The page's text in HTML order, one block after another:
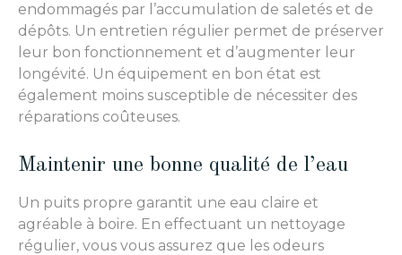
endommagés par l’accumulation de saletés et de
dépôts. Un entretien régulier permet de préserver
leur bon fonctionnement et d’augmenter leur
longévité. Un équipement en bon état est
également moins susceptible de nécessiter des
réparations coûteuses.
Maintenir une bonne qualité de l’eau
Un puits propre garantit une eau claire et
agréable à boire. En effectuant un nettoyage
régulier, vous vous assurez que les odeurs